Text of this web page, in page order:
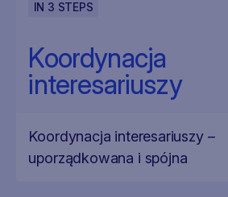
IN 3 STEPS
Koordynacja
interesariuszy
Koordynacja interesariuszy –
uporządkowana i spójna